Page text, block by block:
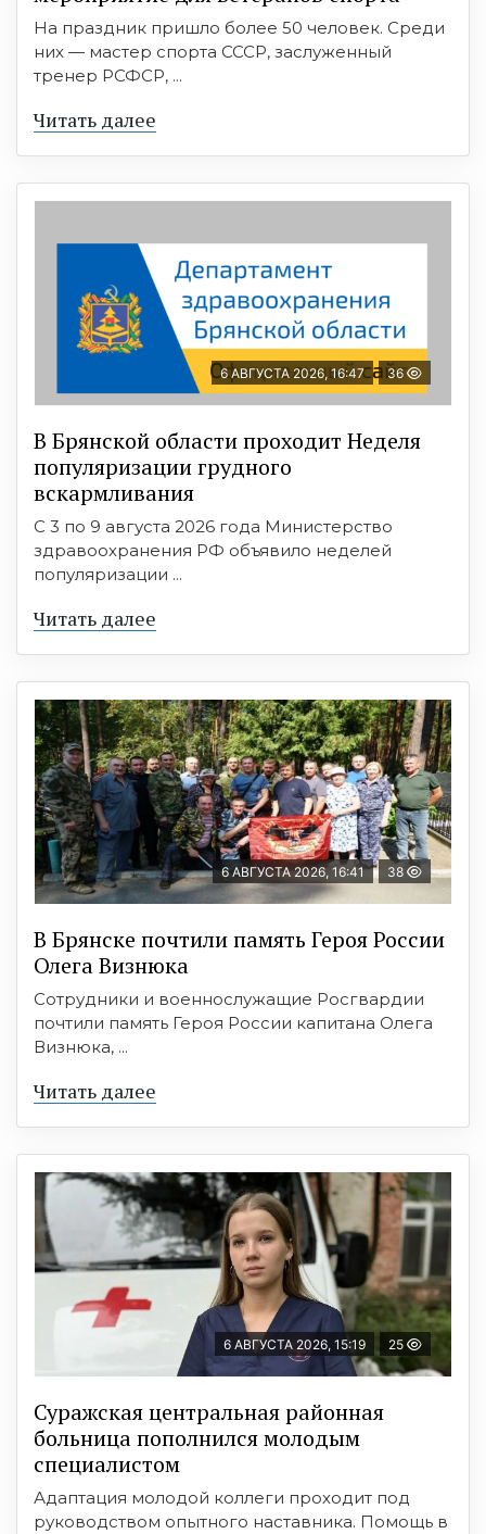
На праздник пришло более 50 человек. Среди
них — мастер спорта СССР, заслуженный
тренер РСФСР, ...
Читать далее
6 АВГУСТА 2026, 16:47 36
В Брянской области проходит Неделя
популяризации грудного
вскармливания
С 3 по 9 августа 2026 года Министерство
здравоохранения РФ объявило неделей
популяризации ...
Читать далее
6 АВГУСТА 2026, 16:41 38
В Брянске почтили память Героя России
Олега Визнюка
Сотрудники и военнослужащие Росгвардии
почтили память Героя России капитана Олега
Визнюка, ...
Читать далее
6 АВГУСТА 2026, 15:19 25
Суражская центральная районная
больница пополнился молодым
специалистом
Адаптация молодой коллеги проходит под
руководством опытного наставника. Помощь в